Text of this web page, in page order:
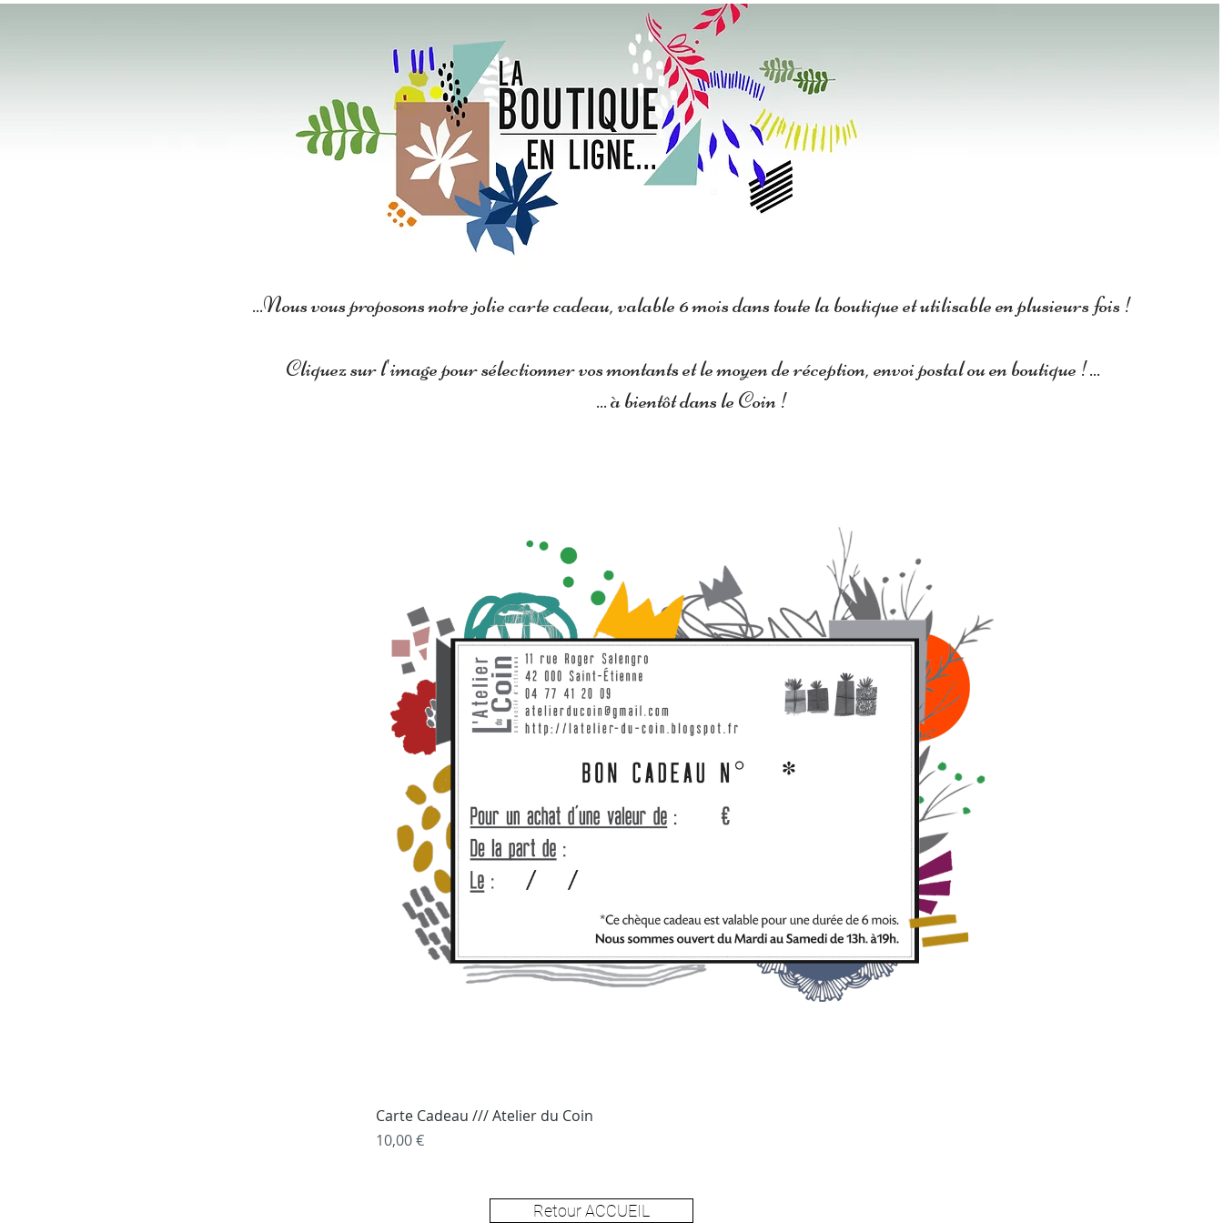
ACCUEIL LE COLLECTIF LES ARTISANS LA BOUTIQUE CONTACT BOUTIQUE EN LIGNE
...Nous vous proposons notre jolie carte cadeau,valable 6 mois dans toute la boutique et utilisable en plusieurs fois !
Cliquez sur l'image pour sélectionner vos montants et le moyen de réception, envoi postal ou en boutique !...
... à bientôt dans le Coin !
Carte Cadeau /// Atelier du Coin
Prix
10,00 €
Retour ACCUEIL